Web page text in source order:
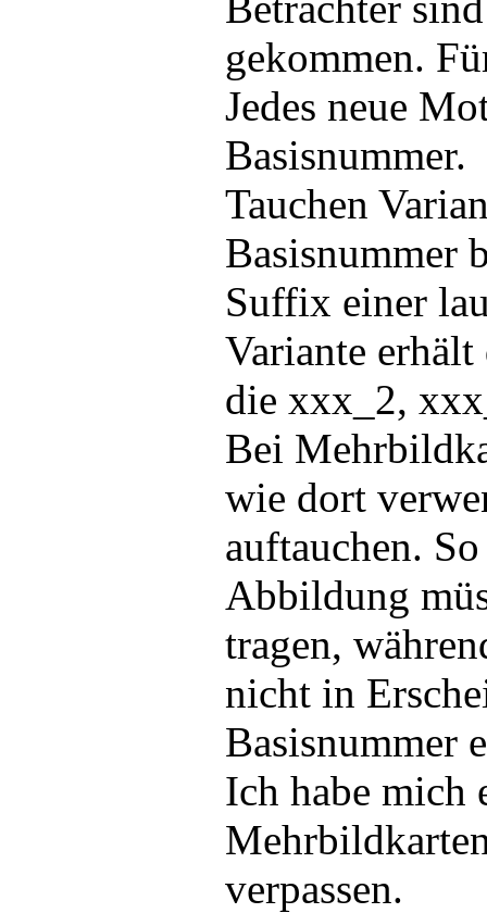
gekommen.
Jedes neue
Basisnummer.
Tauchen
Basisnummer
Suffix einer
Variante
die xxx_2,
Bei
wie dort
auftauchen.
Abbildung
tragen,
nicht in
Basisnummer
Ich habe mich
verpassen.